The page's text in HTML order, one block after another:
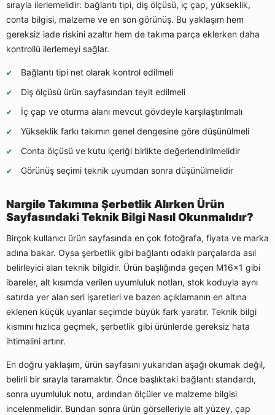
sırayla ilerlemelidir: bağlantı tipi, diş ölçüsü, iç çap, yükseklik,
conta bilgisi, malzeme ve en son görünüş. Bu yaklaşım hem
gereksiz iade riskini azaltır hem de takıma parça eklerken daha
kontrollü ilerlemeyi sağlar.
Bağlantı tipi net olarak kontrol edilmeli
Diş ölçüsü ürün sayfasından teyit edilmeli
İç çap ve oturma alanı mevcut gövdeyle karşılaştırılmalı
Yükseklik farkı takımın genel dengesine göre düşünülmeli
Conta ölçüsü ve kutu içeriği birlikte değerlendirilmelidir
Görünüş seçimi teknik uyumdan sonra düşünülmelidir
Nargile Takımına Şerbetlik Alırken Ürün
Sayfasındaki Teknik Bilgi Nasıl Okunmalıdır?
Birçok kullanıcı ürün sayfasında en çok fotoğrafa, fiyata ve marka
adına bakar. Oysa şerbetlik gibi bağlantı odaklı parçalarda asıl
belirleyici alan teknik bilgidir. Ürün başlığında geçen M16x1 gibi
ibareler, alt kısımda verilen uyumluluk notları, stok koduyla aynı
satırda yer alan seri işaretleri ve bazen açıklamanın en altına
eklenen küçük uyarılar seçimde büyük fark yaratır. Teknik bilgi
kısmını hızlıca geçmek, şerbetlik gibi ürünlerde gereksiz hata
ihtimalini artırır.
En doğru yaklaşım, ürün sayfasını yukarıdan aşağı okumak değil,
belirli bir sırayla taramaktır. Önce başlıktaki bağlantı standardı,
sonra uyumluluk notu, ardından ölçüler ve malzeme bilgisi
incelenmelidir. Bundan sonra ürün görselleriyle alt yüzey, çap